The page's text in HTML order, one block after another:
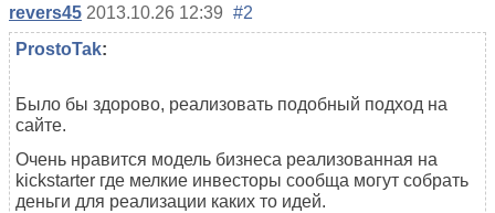
revers45 2013.10.26 12:39 #2
ProstoTak:
Было бы здорово, реализовать подобный подход на
сайте.
Очень нравится модель бизнеса реализованная на
kickstarter где мелкие инвесторы сообща могут собрать
деньги для реализации каких то идей.